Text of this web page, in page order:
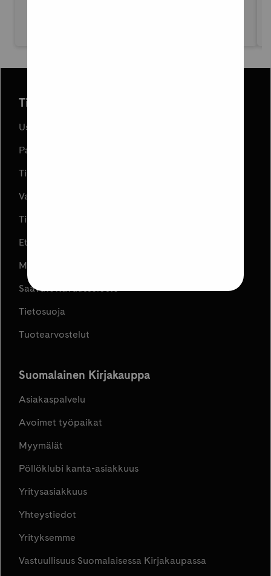
Tilaus ja toimitus
Usein kysyttyä
Palautukset
Tilauksen peruuttaminen
Varaa ja Nouda
Tilaus- ja toimitusehdot
Etujen ja kampanjoiden ehdot
Muuta evästeasetuksia
Saavutettavuusseloste
Tietosuoja
Tuotearvostelut
Suomalainen Kirjakauppa
Asiakaspalvelu
Avoimet työpaikat
Myymälät
Pöllöklubi kanta-asiakkuus
Yritysasiakkuus
Yhteystiedot
Yrityksemme
Vastuullisuus Suomalaisessa Kirjakaupassa